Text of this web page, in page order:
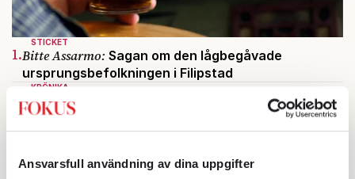
Ansvarsfull användning av dina uppgifter
STICKET
1.Bitte Assarmo: Sagan om den lågbegåvade
ursprungsbefolkningen i Filipstad
KRÖNIKA
2.Frans Wachtmeister:
Ja, AC är ett hot mot den
franska civilisationen
KRÖNIKA
vänstern för Agnes Wold